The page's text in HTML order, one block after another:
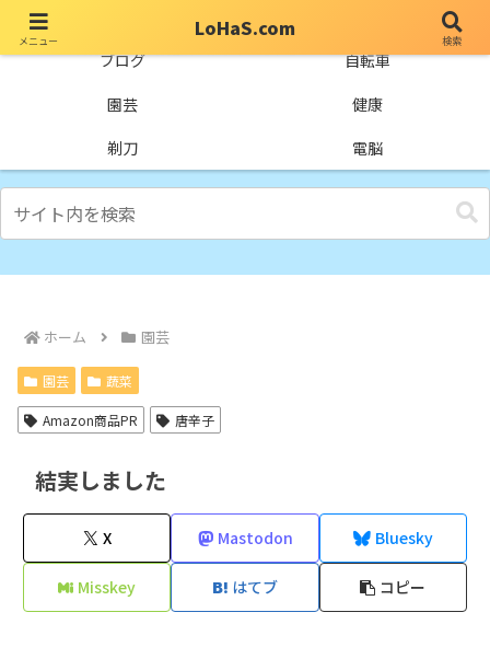
ブログ
自転車
園芸
健康
剃刀
電脳
ホーム 園芸
園芸 蔬菜
Amazon商品PR 唐辛子
結実しました
X Mastodon Bluesky
Misskey はてブ コピー
メニュー
LoHaS.com
検索